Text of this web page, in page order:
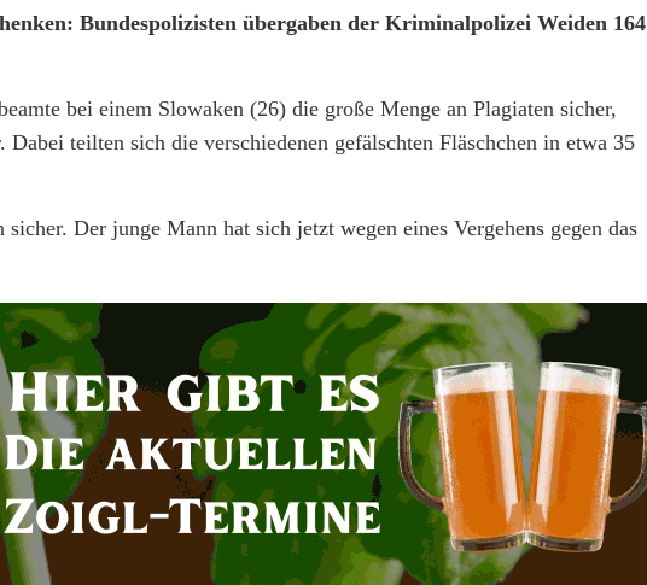
Bundespolizisten übergaben der Kriminalpolizei Weiden 164
bei einem Slowaken (26) die große Menge an Plagiaten sicher,
teilten sich die verschiedenen gefälschten Fläschchen in etwa 35
Der junge Mann hat sich jetzt wegen eines Vergehens gegen das